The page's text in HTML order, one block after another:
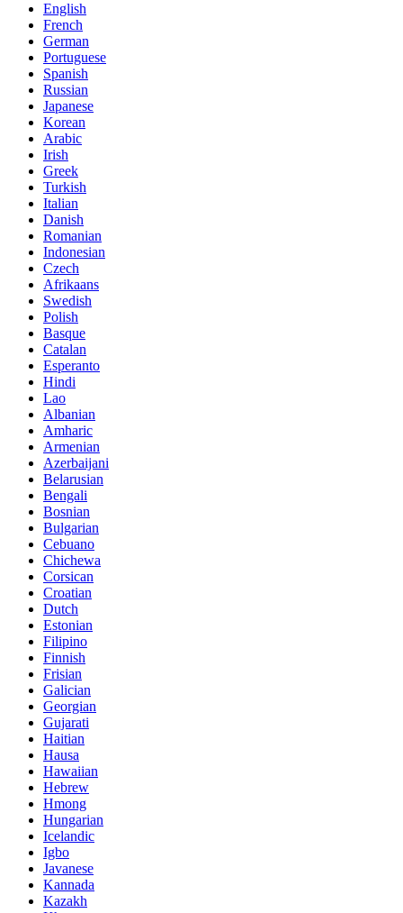
English
French
German
Portuguese
Spanish
Russian
Japanese
Korean
Arabic
Irish
Greek
Turkish
Italian
Danish
Romanian
Indonesian
Czech
Afrikaans
Swedish
Polish
Basque
Catalan
Esperanto
Hindi
Lao
Albanian
Amharic
Armenian
Azerbaijani
Belarusian
Bengali
Bosnian
Bulgarian
Cebuano
Chichewa
Corsican
Croatian
Dutch
Estonian
Filipino
Finnish
Frisian
Galician
Georgian
Gujarati
Haitian
Hausa
Hawaiian
Hebrew
Hmong
Hungarian
Icelandic
Igbo
Javanese
Kannada
Kazakh